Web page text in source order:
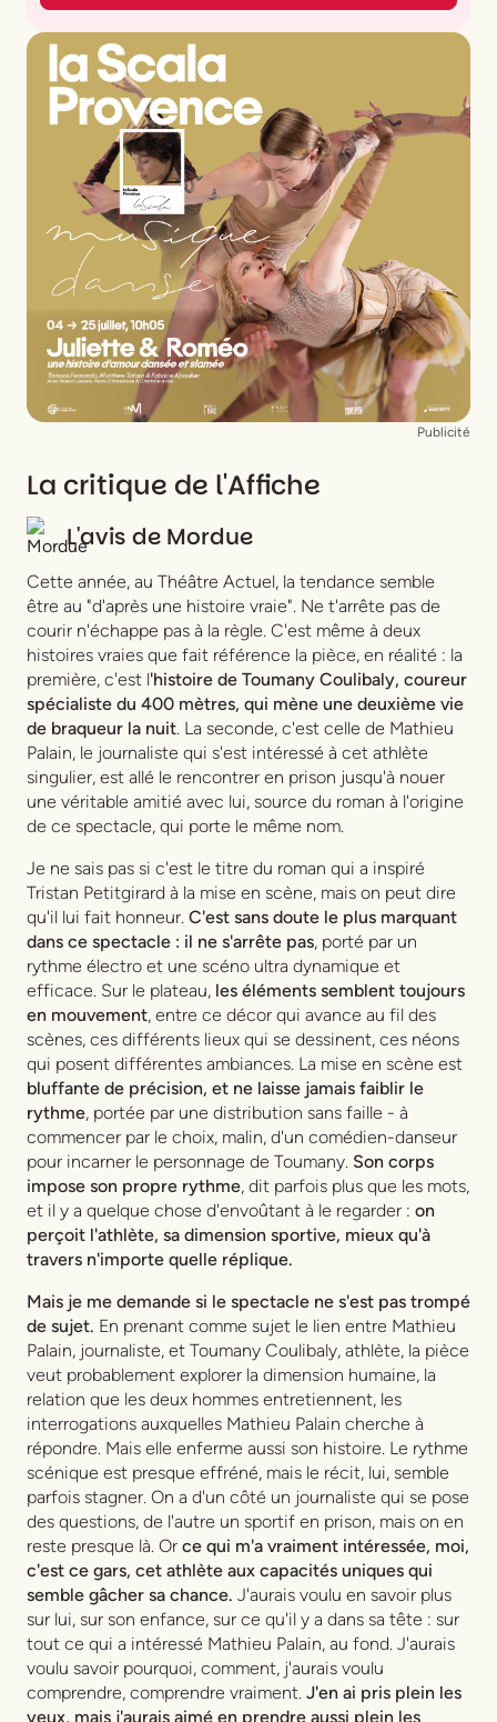
Publicité
La critique de l'Affiche
L'avis de Mordue
Cette année, au Théâtre Actuel, la tendance semble
être au "d'après une histoire vraie". Ne t'arrête pas de
courir n'échappe pas à la règle. C'est même à deux
histoires vraies que fait référence la pièce, en réalité : la
première, c'est l'histoire de Toumany Coulibaly, coureur
spécialiste du 400 mètres, qui mène une deuxième vie
de braqueur la nuit. La seconde, c'est celle de Mathieu
Palain, le journaliste qui s'est intéressé à cet athlète
singulier, est allé le rencontrer en prison jusqu'à nouer
une véritable amitié avec lui, source du roman à l'origine
de ce spectacle, qui porte le même nom.
Je ne sais pas si c'est le titre du roman qui a inspiré
Tristan Petitgirard à la mise en scène, mais on peut dire
qu'il lui fait honneur. C'est sans doute le plus marquant
dans ce spectacle : il ne s'arrête pas, porté par un
rythme électro et une scéno ultra dynamique et
efficace. Sur le plateau, les éléments semblent toujours
en mouvement, entre ce décor qui avance au fil des
scènes, ces différents lieux qui se dessinent, ces néons
qui posent différentes ambiances. La mise en scène est
bluffante de précision, et ne laisse jamais faiblir le
rythme, portée par une distribution sans faille - à
commencer par le choix, malin, d'un comédien-danseur
pour incarner le personnage de Toumany. Son corps
impose son propre rythme, dit parfois plus que les mots,
et il y a quelque chose d'envoûtant à le regarder : on
perçoit l'athlète, sa dimension sportive, mieux qu'à
travers n'importe quelle réplique.
Mais je me demande si le spectacle ne s'est pas trompé
de sujet. En prenant comme sujet le lien entre Mathieu
Palain, journaliste, et Toumany Coulibaly, athlète, la pièce
veut probablement explorer la dimension humaine, la
relation que les deux hommes entretiennent, les
interrogations auxquelles Mathieu Palain cherche à
répondre. Mais elle enferme aussi son histoire. Le rythme
scénique est presque effréné, mais le récit, lui, semble
parfois stagner. On a d'un côté un journaliste qui se pose
des questions, de l'autre un sportif en prison, mais on en
reste presque là. Or ce qui m'a vraiment intéressée, moi,
c'est ce gars, cet athlète aux capacités uniques qui
semble gâcher sa chance. J'aurais voulu en savoir plus
sur lui, sur son enfance, sur ce qu'il y a dans sa tête : sur
tout ce qui a intéressé Mathieu Palain, au fond. J'aurais
voulu savoir pourquoi, comment, j'aurais voulu
comprendre, comprendre vraiment. J'en ai pris plein les
yeux, mais j'aurais aimé en prendre aussi plein les